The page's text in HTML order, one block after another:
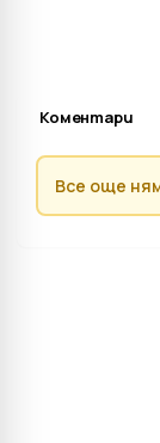
Коментари
Все още